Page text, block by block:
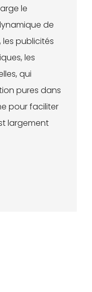
le
de
les publicités
les
qui
pures dans
pour faciliter
largement